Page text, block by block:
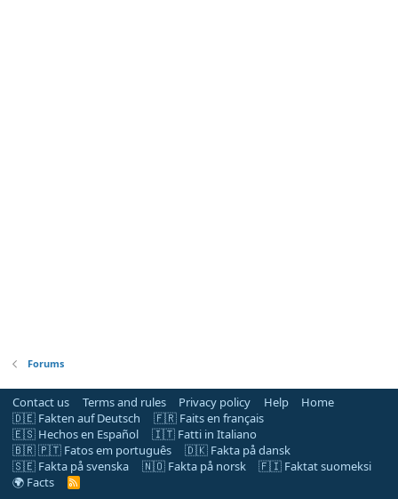
Forums
Contact us Terms and rules Privacy policy Help
Home
🇩🇪 Fakten auf Deutsch
🇫🇷 Faits en français
🇪🇸 Hechos en Español
🇮🇹 Fatti in Italiano
🇧🇷 🇵🇹 Fatos em português
🇩🇰 Fakta på dansk
🇸🇪 Fakta på svenska
🇳🇴 Fakta på norsk
🇫🇮 Faktat suomeksi
🌍 Facts
R